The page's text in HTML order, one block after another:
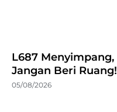
L687 Menyimpang,
Jangan Beri Ruang!
05/08/2026